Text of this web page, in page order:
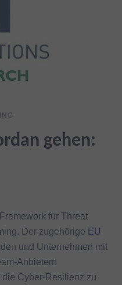
gehen:
für Threat
Der zugehörige EU
und Unternehmen mit
Anbietern
Cyber-Resilienz zu